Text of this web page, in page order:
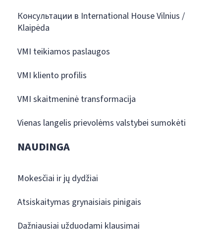
Консультации в International House Vilnius /
Klaipėda
VMI teikiamos paslaugos
VMI kliento profilis
VMI skaitmeninė transformacija
Vienas langelis prievolėms valstybei sumokėti
NAUDINGA
Mokesčiai ir jų dydžiai
Atsiskaitymas grynaisiais pinigais
Dažniausiai užduodami klausimai